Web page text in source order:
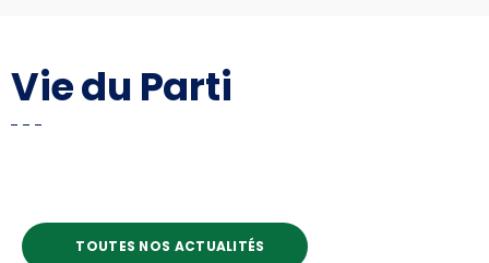
Vie du Parti
TOUTES NOS ACTUALITÉS